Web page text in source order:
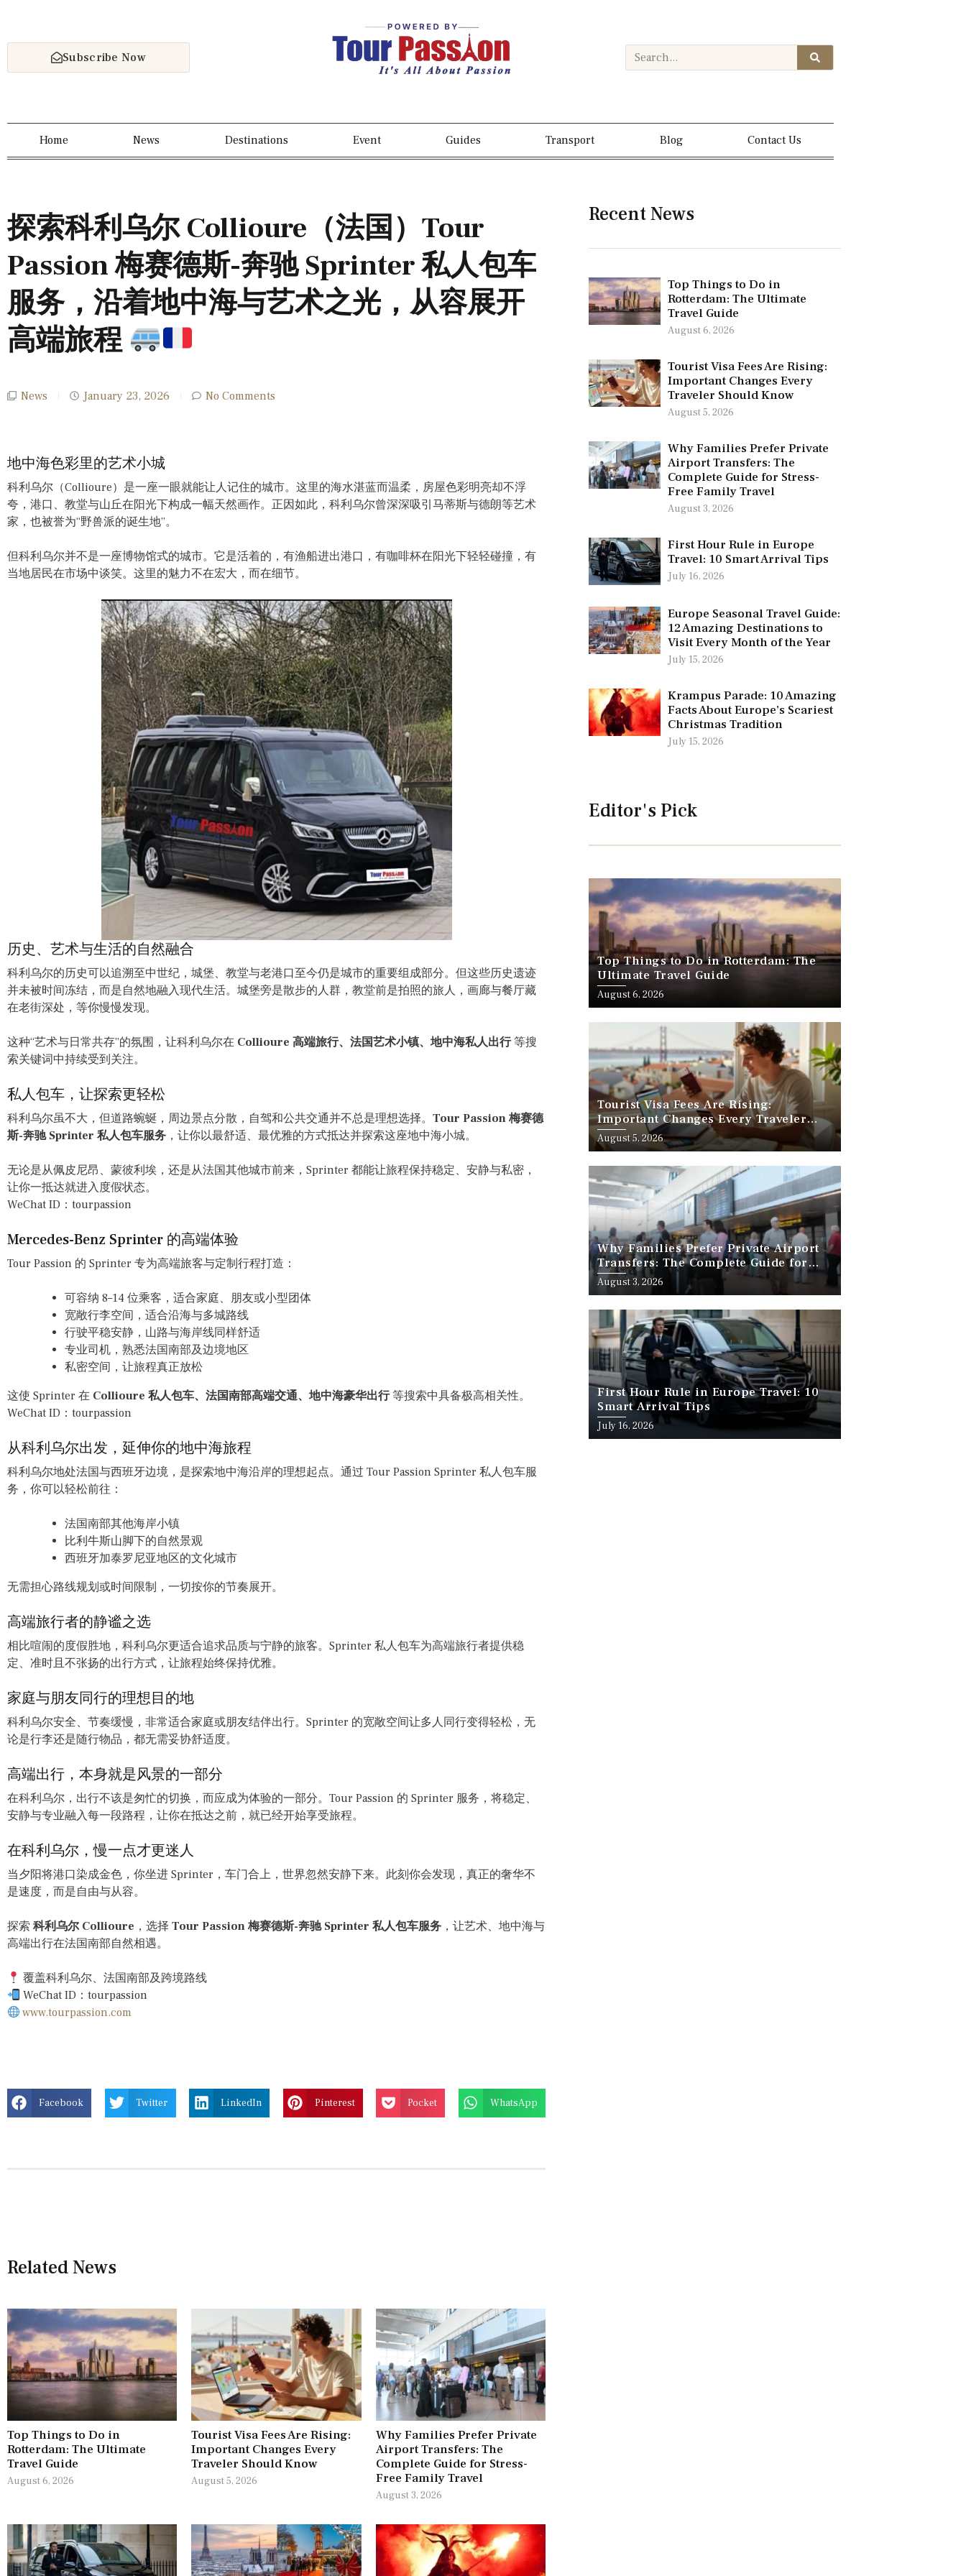
Subscribe Now
Home News Destinations Event Guides Transport Blog Contact Us
探索科利乌尔 Collioure（法国）Tour
Passion 梅赛德斯-奔驰 Sprinter 私人包车
服务，沿着地中海与艺术之光，从容展开
高端旅程
News January 23, 2026 No Comments
地中海色彩里的艺术小城
科利乌尔（Collioure）是一座一眼就能让人记住的城市。这里的海水湛蓝而温柔，房屋色彩明亮却不浮
夸，港口、教堂与山丘在阳光下构成一幅天然画作。正因如此，科利乌尔曾深深吸引马蒂斯与德朗等艺术
家，也被誉为“野兽派的诞生地”。
但科利乌尔并不是一座博物馆式的城市。它是活着的，有渔船进出港口，有咖啡杯在阳光下轻轻碰撞，有
当地居民在市场中谈笑。这里的魅力不在宏大，而在细节。
历史、艺术与生活的自然融合
科利乌尔的历史可以追溯至中世纪，城堡、教堂与老港口至今仍是城市的重要组成部分。但这些历史遗迹
并未被时间冻结，而是自然地融入现代生活。城堡旁是散步的人群，教堂前是拍照的旅人，画廊与餐厅藏
在老街深处，等你慢慢发现。
这种“艺术与日常共存”的氛围，让科利乌尔在 Collioure 高端旅行、法国艺术小镇、地中海私人出行等搜
索关键词中持续受到关注。
私人包车，让探索更轻松
科利乌尔虽不大，但道路蜿蜒，周边景点分散，自驾和公共交通并不总是理想选择。 Tour Passion 梅赛德
斯-奔驰 Sprinter 私人包车服务 ，让你以最舒适、最优雅的方式抵达并探索这座地中海小城。
无论是从佩皮尼昂、蒙彼利埃，还是从法国其他城市前来，Sprinter 都能让旅程保持稳定、安静与私密，
让你一抵达就进入度假状态。
WeChat ID：tourpassion
Mercedes-Benz Sprinter 的高端体验
Tour Passion 的 Sprinter 专为高端旅客与定制行程打造：
可容纳 8–14 位乘客，适合家庭、朋友或小型团体
宽敞行李空间，适合沿海与多城路线
行驶平稳安静，山路与海岸线同样舒适
专业司机，熟悉法国南部及边境地区
私密空间，让旅程真正放松
这使 Sprinter 在 Collioure 私人包车、法国南部高端交通、地中海豪华出行等搜索中具备极高相关性。
WeChat ID：tourpassion
从科利乌尔出发，延伸你的地中海旅程
科利乌尔地处法国与西班牙边境，是探索地中海沿岸的理想起点。通过 Tour Passion Sprinter 私人包车服
务，你可以轻松前往：
法国南部其他海岸小镇
比利牛斯山脚下的自然景观
西班牙加泰罗尼亚地区的文化城市
无需担心路线规划或时间限制，一切按你的节奏展开。
高端旅行者的静谧之选
相比喧闹的度假胜地，科利乌尔更适合追求品质与宁静的旅客。Sprinter 私人包车为高端旅行者提供稳
定、准时且不张扬的出行方式，让旅程始终保持优雅。
家庭与朋友同行的理想目的地
科利乌尔安全、节奏缓慢，非常适合家庭或朋友结伴出行。Sprinter 的宽敞空间让多人同行变得轻松，无
论是行李还是随行物品，都无需妥协舒适度。
高端出行，本身就是风景的一部分
在科利乌尔，出行不该是匆忙的切换，而应成为体验的一部分。Tour Passion 的 Sprinter 服务，将稳定、
安静与专业融入每一段路程，让你在抵达之前，就已经开始享受旅程。
在科利乌尔，慢一点才更迷人
当夕阳将港口染成金色，你坐进 Sprinter，车门合上，世界忽然安静下来。此刻你会发现，真正的奢华不
是速度，而是自由与从容。
探索 科利乌尔 Collioure ，选择 Tour Passion 梅赛德斯-奔驰 Sprinter 私人包车服务 ，让艺术、地中海与
高端出行在法国南部自然相遇。
覆盖科利乌尔、法国南部及跨境路线
WeChat ID：tourpassion
www.tourpassion.com
Facebook Twitter LinkedIn Pinterest Pocket WhatsApp
Related News
Top Things to Do in
Rotterdam: The Ultimate
Travel Guide
August 6, 2026
Tourist Visa Fees Are Rising:
Important Changes Every
Traveler Should Know
August 5, 2026
Why Families Prefer Private
Airport Transfers: The
Complete Guide for Stress-
Free Family Travel
August 3, 2026
Recent News
Top Things to Do in
Rotterdam: The Ultimate
Travel Guide
August 6, 2026
Tourist Visa Fees Are Rising:
Important Changes Every
Traveler Should Know
August 5, 2026
Why Families Prefer Private
Airport Transfers: The
Complete Guide for Stress-
Free Family Travel
August 3, 2026
First Hour Rule in Europe
Travel: 10 Smart Arrival Tips
July 16, 2026
Europe Seasonal Travel Guide:
12 Amazing Destinations to
Visit Every Month of the Year
July 15, 2026
Krampus Parade: 10 Amazing
Facts About Europe’s Scariest
Christmas Tradition
July 15, 2026
Editor's Pick
Top Things to Do in Rotterdam: The
Ultimate Travel Guide
August 6, 2026
Tourist Visa Fees Are Rising:
Important Changes Every Traveler
Should Know
August 5, 2026
Why Families Prefer Private Airport
Transfers: The Complete Guide for
Stress-Free Family Travel
August 3, 2026
First Hour Rule in Europe Travel: 10
Smart Arrival Tips
July 16, 2026